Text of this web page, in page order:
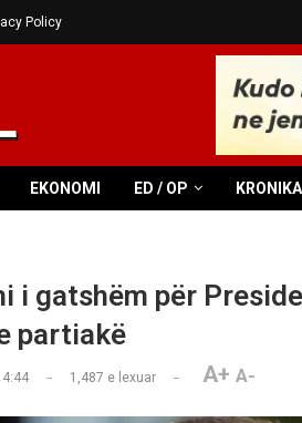
Policy
EKONOMI ED / OP KRONIKA
i gatshëm për
partiakë
1,487 e lexuar A+ A-